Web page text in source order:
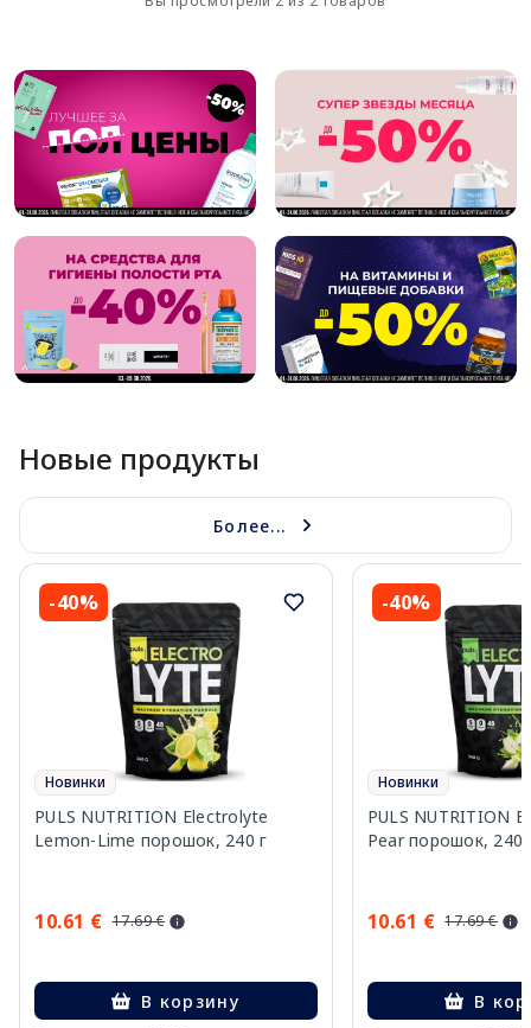
Новые продукты
Более...
-40%
Новинки
PULS NUTRITION Electrolyte
Lemon-Lime порошок, 240 г
10.61 € 17.69 €
В корзину
-40%
Новинки
PULS NUTRITION
Pear порошок, 240
10.61 € 17.69 €
В